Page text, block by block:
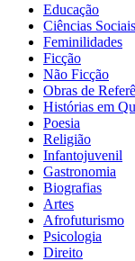
Educação
Ciências Sociais
Feminilidades
Ficção
Não Ficção
Obras de
Histórias em
Poesia
Religião
Infantojuvenil
Gastronomia
Biografias
Artes
Afrofuturismo
Psicologia
Direito